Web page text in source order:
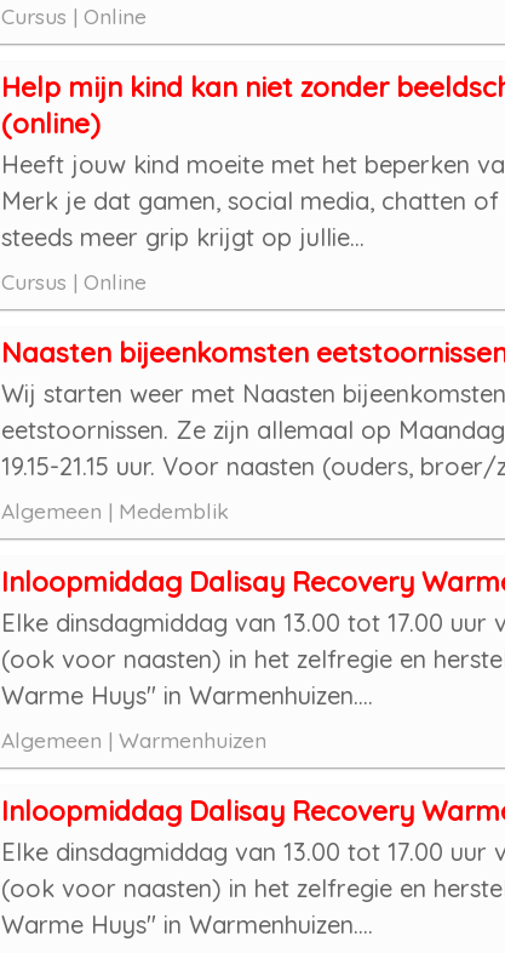
Cursus | Online
Help mijn kind kan niet zonder
(online)
Heeft jouw kind moeite met het beperken
Merk je dat gamen, social media, chatten
steeds meer grip krijgt op jullie...
Cursus | Online
Naasten bijeenkomsten
Wij starten weer met Naasten bijeenkomsten
eetstoornissen. Ze zijn allemaal op
19.15-21.15 uur. Voor naasten (ouders, broer/
Algemeen | Medemblik
Inloopmiddag Dalisay Recovery
Elke dinsdagmiddag van 13.00 tot 17.00 uur
(ook voor naasten) in het zelfregie en
Warme Huys" in Warmenhuizen....
Algemeen | Warmenhuizen
Inloopmiddag Dalisay Recovery
Elke dinsdagmiddag van 13.00 tot 17.00 uur
(ook voor naasten) in het zelfregie en
Warme Huys" in Warmenhuizen....